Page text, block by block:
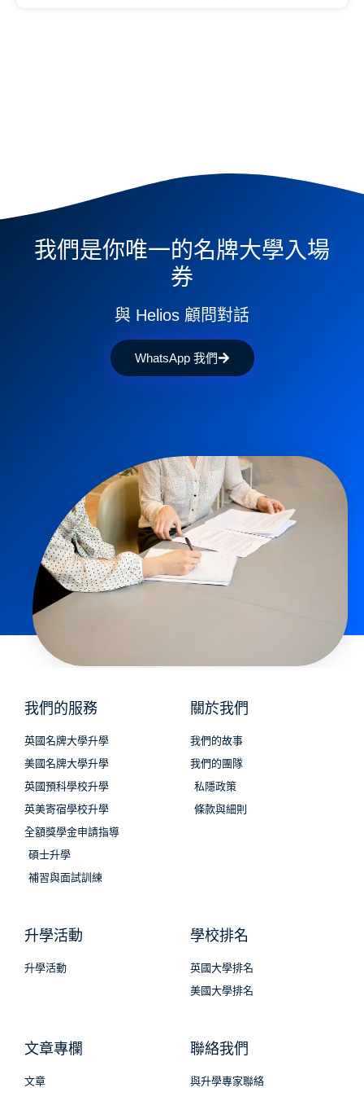
我們是你唯一的名牌大學入場
券
與 Helios 顧問對話
WhatsApp 我們
我們的服務
英國名牌大學升學
美國名牌大學升學
英國預科學校升學
英美寄宿學校升學
全額獎學金申請指導
碩士升學
補習與面試訓練
關於我們
我們的故事
我們的團隊
私隱政策
條款與細則
升學活動
升學活動
學校排名
英國大學排名
美國大學排名
文章專欄
文章
聯絡我們
與升學專家聯絡